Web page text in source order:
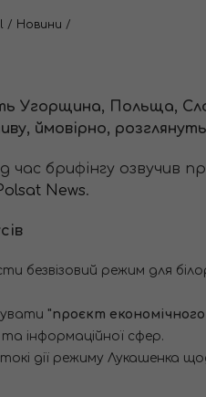
/ Новини /
Угорщина, Польща,
ймовірно,
час брифінгу
News.
режим для
"проєкт економічного
інформаційної сфер.
дії режиму Лукашенка